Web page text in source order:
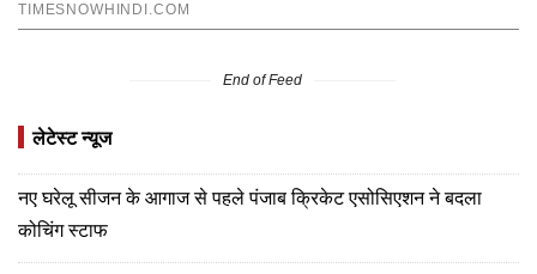
End of Feed
लेटेस्ट न्यूज
नए घरेलू सीजन के आगाज से पहले पंजाब क्रिकेट एसोसिएशन ने बदला
कोचिंग स्टाफ